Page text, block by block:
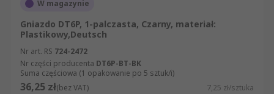
W magazynie
Gniazdo DT6P, 1-palczasta, Czarny, materiał:
Plastikowy,Deutsch
Nr art. RS 724-2472
Nr części producenta DT6P-BT-BK
Suma częściowa (1 opakowanie po 5 sztuk/i)
36,25 zł(bez VAT) 7,25 zł/sztuka